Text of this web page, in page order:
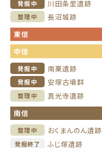
発掘中 川田条里遺跡
整理中
長沼城跡
東信
中信
発掘中 南栗遺跡
発掘中 安塚古墳群
整理中
真光寺遺跡
南信
整理中 おくまんのん遺跡
発掘終了 ふじ塚遺跡